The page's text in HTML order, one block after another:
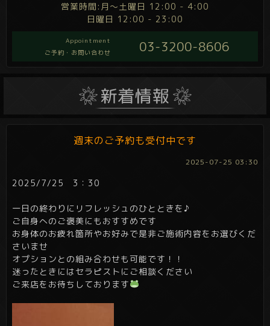
営業時間:月～土曜日 12:00 - 4:00
日曜日 12:00 - 23:00
Appointment
ご予約・お問い合わせ
03-3200-8606
週末のご予約も受付中です
2025-07-25 03:30
2025/7/25 3：30
一日の終わりにリフレッシュのひとときを♪
ご自身へのご褒美にもおすすめです
お身体のお疲れ箇所やお好みで是非ご施術内容をお選びくだ
さいませ
オプションとの組み合わせも可能です！！
迷ったときにはセラピストにご相談ください
ご来店をお待ちしております